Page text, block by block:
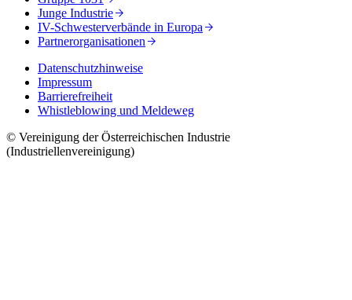
Junge Industrie
IV-Schwesterverbände in Europa
Partnerorganisationen
Datenschutzhinweise
Impressum
Barrierefreiheit
Whistleblowing und Meldeweg
© Vereinigung der Österreichischen Industrie
(Industriellenvereinigung)